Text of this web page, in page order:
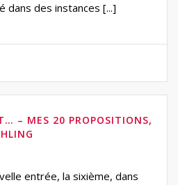
dans des instances [...]
– MES 20 PROPOSITIONS,
entrée, la sixième, dans